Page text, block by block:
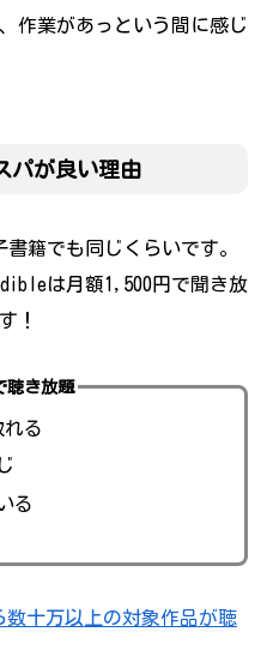
作業があっという間に感じ
パが良い理由
籍でも同じくらいです。
は月額1,500円で聞き放
！
聴き放題
る
る
十万以上の対象作品が聴